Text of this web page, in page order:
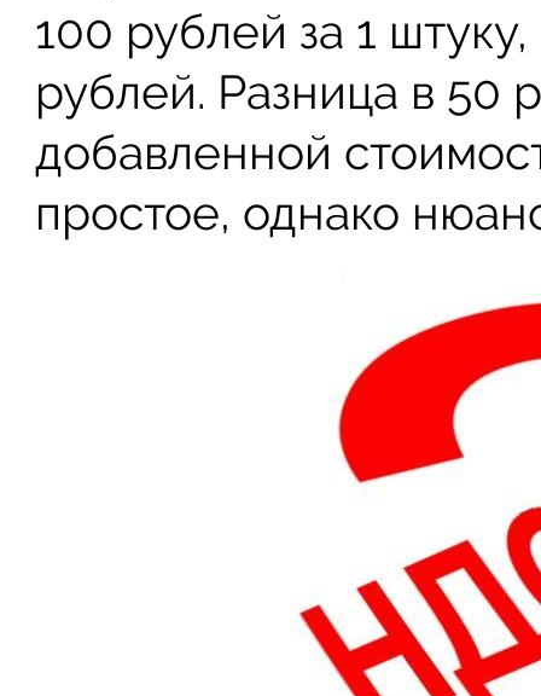
100 рублей за 1
рублей. Разница в 50
добавленной
простое, однако